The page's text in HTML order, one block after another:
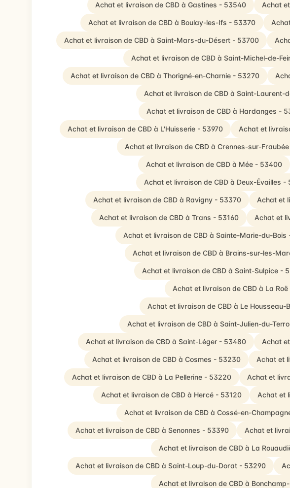
Achat et livraison de CBD à Gastines - 53540 Achat
Achat et livraison de CBD à Boulay-les-Ifs - 53370
Achat et livraison de CBD à Saint-Mars-du-Désert - 53700
Achat et livraison de CBD à Saint-Michel-de-
Achat et livraison de CBD à Thorigné-en-Charnie - 53270
Achat et livraison de CBD à Saint-Laurent-
Achat et livraison de CBD à Hardanges -
Achat et livraison de CBD à L'Huisserie - 53970 Achat et
Achat et livraison de CBD à Crennes-sur-
Achat et livraison de CBD à Mée - 53400
Achat et livraison de CBD à Deux-Évailles -
Achat et livraison de CBD à Ravigny - 53370 Achat et
Achat et livraison de CBD à Trans - 53160 Achat et
Achat et livraison de CBD à Sainte-Marie-du-Bois
Achat et livraison de CBD à Brains-sur-les-
Achat et livraison de CBD à Saint-Sulpice -
Achat et livraison de CBD à La
Achat et livraison de CBD à Le Housseau-
Achat et livraison de CBD à Saint-Julien-du-
Achat et livraison de CBD à Saint-Léger - 53480 Achat
Achat et livraison de CBD à Cosmes - 53230 Achat et
Achat et livraison de CBD à La Pellerine - 53220 Achat et
Achat et livraison de CBD à Hercé - 53120 Achat et
Achat et livraison de CBD à Cossé-en-
Achat et livraison de CBD à Senonnes - 53390 Achat et
Achat et livraison de CBD à La
Achat et livraison de CBD à Saint-Loup-du-Dorat - 53290
Achat et livraison de CBD à